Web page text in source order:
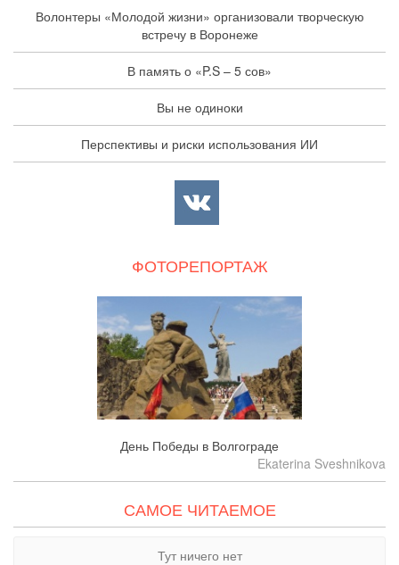
Волонтеры «Молодой жизни» организовали творческую
встречу в Воронеже
В память о «P.S – 5 сов»
Вы не одиноки
Перспективы и риски использования ИИ
ФОТОРЕПОРТАЖ
День Победы в Волгограде
Ekaterina Sveshnikova
САМОЕ ЧИТАЕМОЕ
Тут ничего нет